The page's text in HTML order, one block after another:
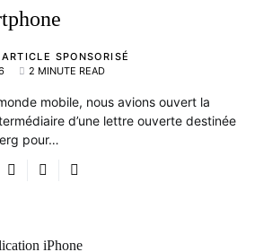
ARTICLE SPONSORISÉ
2 MINUTE READ
mobile, nous avions ouvert la
d’une lettre ouverte destinée
pour…